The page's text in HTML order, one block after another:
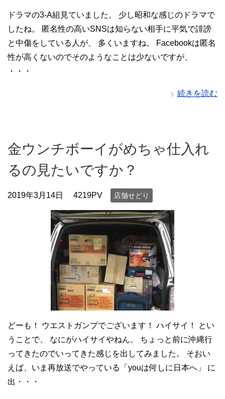
ドラマの3-A組見ていました。 少し昭和な感じのドラマで
したね。 匿名性の高いSNSは知らない相手に平気で誹謗
と中傷をしている人が、 多くいますね。 Facebookは匿名
性が高くないのでそのようなことは少ないですが、
・・・
続きを読む
金ウンチボーイがめちゃ仕入れ
るの見たいですか？
2019年3月14日 4219PV 店舗せどり
どーも！ ウエストガンプでございます！ ハイサイ！ とい
うことで、 なにがハイサイやねん。 ちょっと前に沖縄行
ってきたのでいってきた感じを出してみました。 そおい
えば、いま再放送でやっている「youは何しに日本へ」 に
出・・・